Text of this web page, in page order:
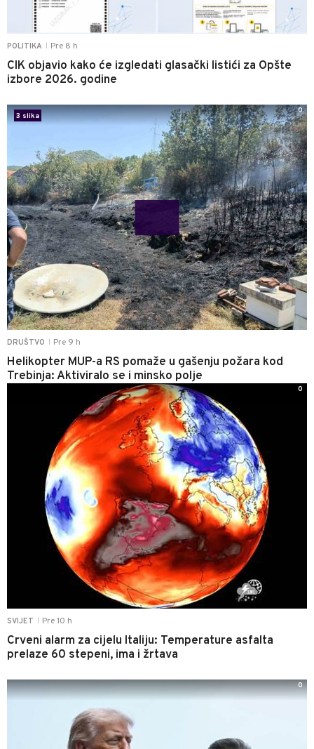
POLITIKA Pre 8 h
CIK objavio kako će izgledati glasački listići za Opšte
izbore 2026. godine
DRUŠTVO Pre 9 h
Helikopter MUP-a RS pomaže u gašenju požara kod
Trebinja: Aktiviralo se i minsko polje
3 slika
0
SVIJET Pre 10 h
Crveni alarm za cijelu Italiju: Temperature asfalta
prelaze 60 stepeni, ima i žrtava
0
0